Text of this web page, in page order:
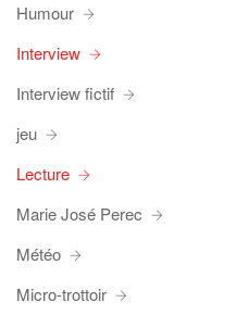
Humour
Interview
Interview fictif
jeu
Lecture
Marie José Perec
Météo
Micro-trottoir